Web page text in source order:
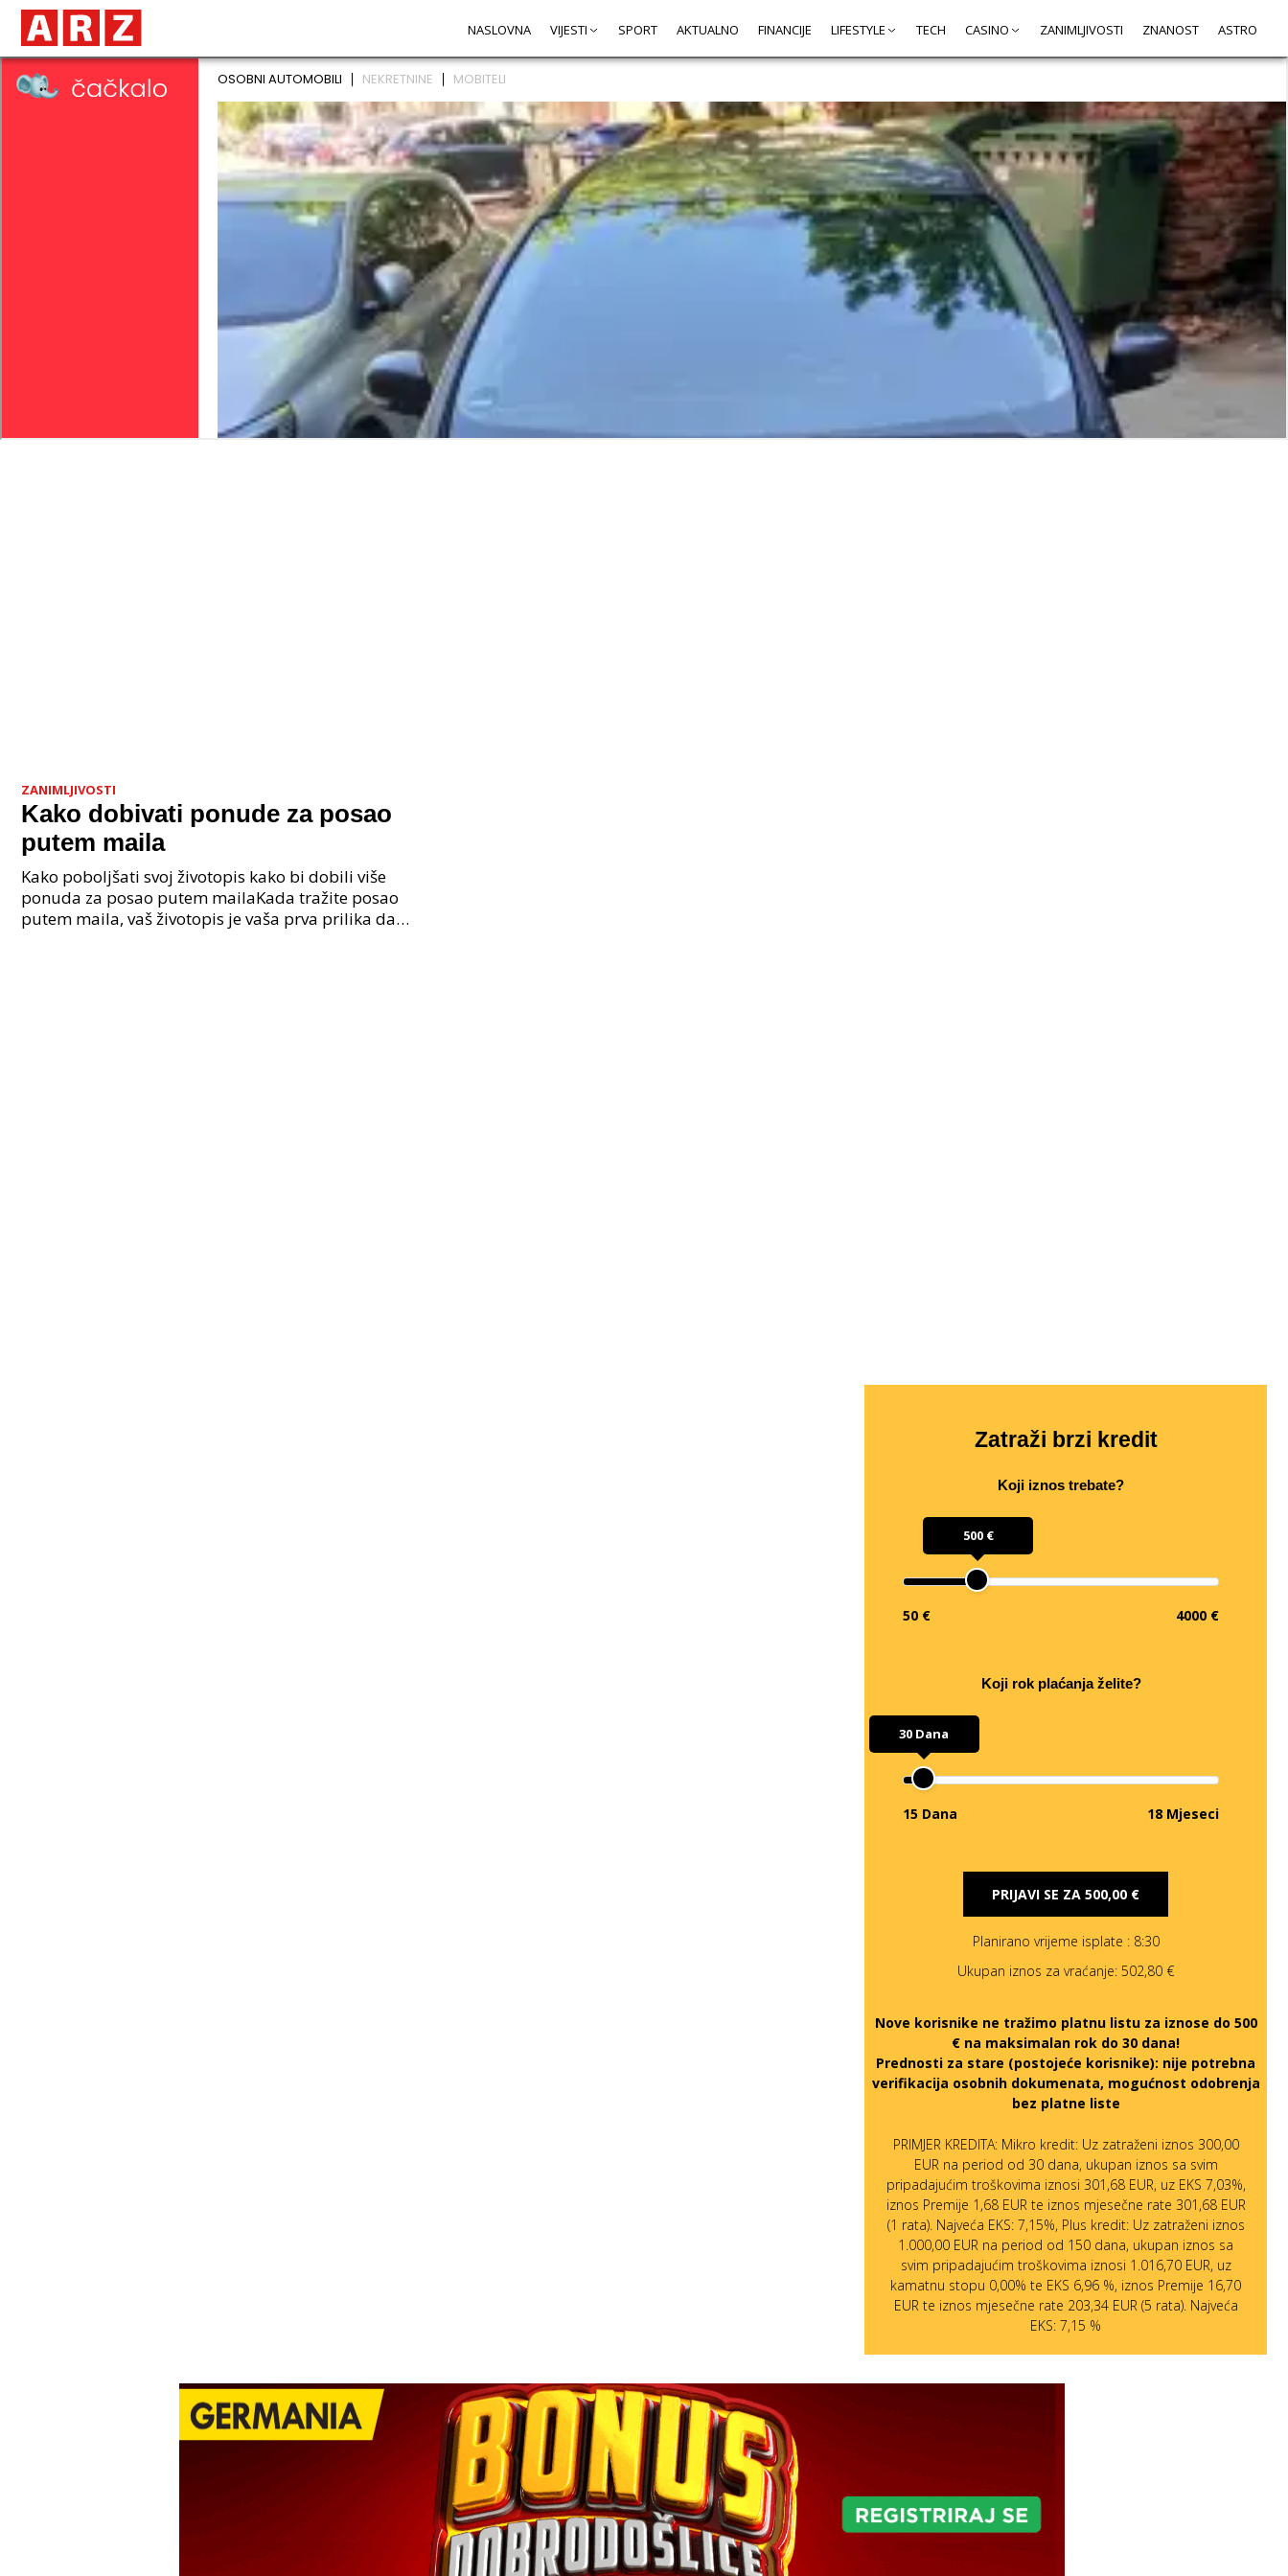
NASLOVNA VIJESTI SPORT AKTUALNO FINANCIJE LIFESTYLE TECH CASINO ZANIMLJIVOSTI ZNANOST ASTRO
ZANIMLJIVOSTI
Kako dobivati ponude za posao
putem maila
Kako poboljšati svoj životopis kako bi dobili više
ponuda za posao putem mailaKada tražite posao
putem maila, vaš životopis je vaša prva prilika da
Zatraži brzi kredit
Koji iznos trebate?
500 €
50 € 4000 €
Koji rok plaćanja želite?
30 Dana
15 Dana 18 Mjeseci
PRIJAVI SE ZA 500,00 €
Planirano vrijeme isplate : 8:30
Ukupan iznos za vraćanje: 502,80 €
Nove korisnike ne tražimo platnu listu za iznose do 500
€ na maksimalan rok do 30 dana!
Prednosti za stare (postojeće korisnike): nije potrebna
verifikacija osobnih dokumenata, mogućnost odobrenja
bez platne liste
PRIMJER KREDITA: Mikro kredit: Uz zatraženi iznos 300,00
EUR na period od 30 dana, ukupan iznos sa svim
pripadajućim troškovima iznosi 301,68 EUR, uz EKS 7,03%,
iznos Premije 1,68 EUR te iznos mjesečne rate 301,68 EUR
(1 rata). Najveća EKS: 7,15%, Plus kredit: Uz zatraženi iznos
1.000,00 EUR na period od 150 dana, ukupan iznos sa
svim pripadajućim troškovima iznosi 1.016,70 EUR, uz
kamatnu stopu 0,00% te EKS 6,96 %, iznos Premije 16,70
EUR te iznos mjesečne rate 203,34 EUR (5 rata). Najveća
EKS: 7,15 %